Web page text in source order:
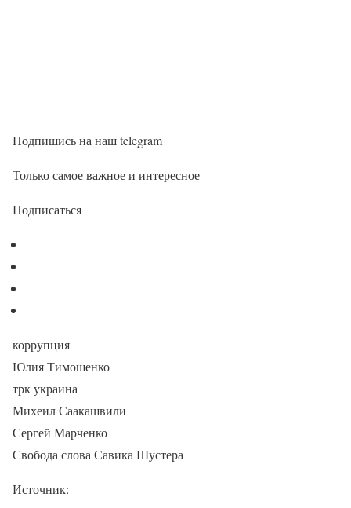
Подпишись на наш telegram
Только самое важное и интересное
Подписаться
коррупция
Юлия Тимошенко
трк украина
Михеил Саакашвили
Сергей Марченко
Свобода слова Савика Шустера
Источник: